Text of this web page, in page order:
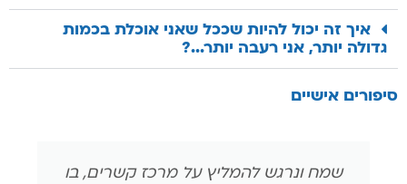
איך זה יכול להיות שככל שאני אוכלת בכמות
גדולה יותר, אני רעבה יותר...?
סיפורים אישיים
שמח ונרגש להמליץ על מרכז קשרים, בו